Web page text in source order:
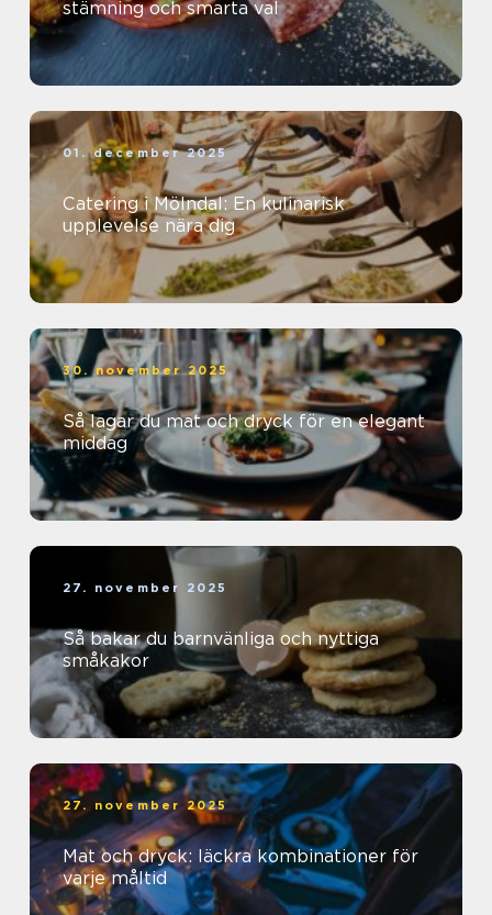
stämning och smarta val
01. december 2025
Catering i Mölndal: En kulinarisk
upplevelse nära dig
30. november 2025
Så lagar du mat och dryck för en elegant
middag
27. november 2025
Så bakar du barnvänliga och nyttiga
småkakor
27. november 2025
Mat och dryck: läckra kombinationer för
varje måltid